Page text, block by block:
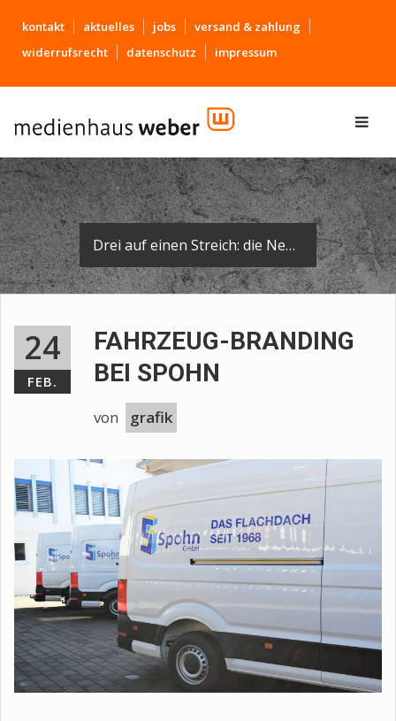
kontakt aktuelles jobs
versand & zahlung
widerrufsrecht
datenschutz impressum
Drei auf einen Streich: die Neuankömmlinge in der Flotte der Firma Spohn präsentieren sich im schicken, einheitlichen Look.
24
FEB.
FAHRZEUG-BRANDING
BEI SPOHN
von grafik